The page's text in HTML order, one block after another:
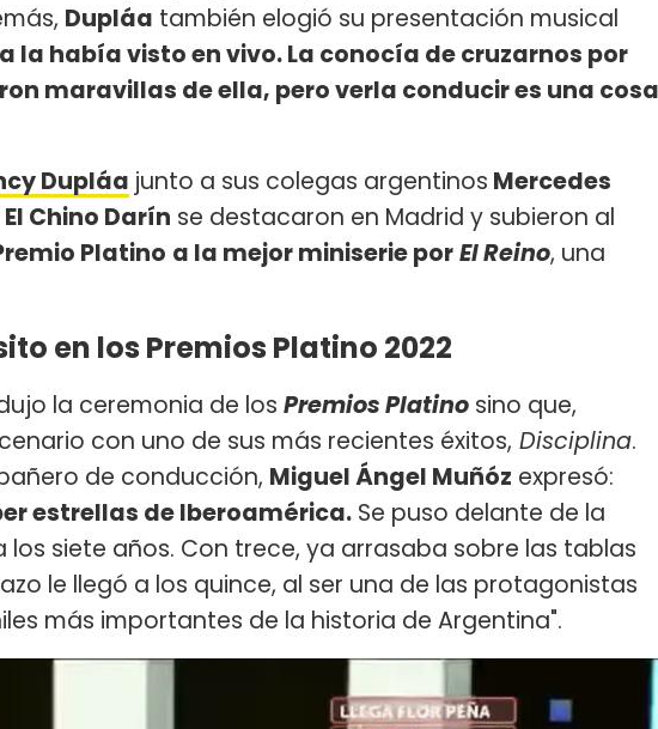
Dupláa también elogió su presentación musical
la había visto en vivo. La conocía de cruzarnos por
maravillas de ella, pero verla conducir es una cosa
Dupláa junto a sus colegas argentinos Mercedes
Chino Darín se destacaron en Madrid y subieron al
Platino a la mejor miniserie porEl Reino, una
en los Premios Platino 2022
la ceremonia de los Premios Platino sino que,
con uno de sus más recientes éxitos, Disciplina.
de conducción, Miguel Ángel Muñóz expresó:
estrellas de Iberoamérica. Se puso delante de la
siete años. Con trece, ya arrasaba sobre las tablas
le llegó a los quince, al ser una de las protagonistas
más importantes de la historia de Argentina".